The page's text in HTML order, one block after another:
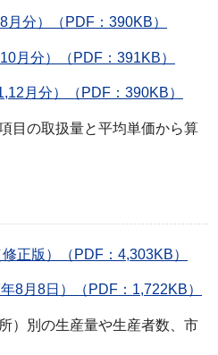
月分）（PDF：390KB）
月分）（PDF：391KB）
月分）（PDF：390KB）
の取扱量と平均単価から算
正版）（PDF：4,303KB）
8月8日）（PDF：1,722KB）
）別の生産量や生産者数、市